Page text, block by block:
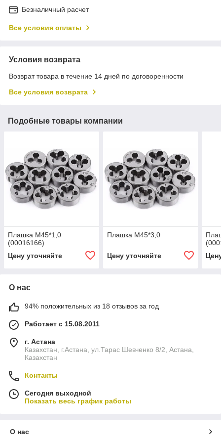
Безналичный расчет
Все условия оплаты
Условия возврата
Возврат товара в течение 14 дней по договоренности
Все условия возврата
Подобные товары компании
Плашка М45*1,0
(00016166)
Цену уточняйте
Плашка М45*3,0
Цену уточняйте
О нас
94% положительных из 18 отзывов за год
Работает с 15.08.2011
г. Астана
Казахстан, г.Астана, ул.Тарас Шевченко 8/2, Астана,
Казахстан
Контакты
Сегодня выходной
Показать весь график работы
О нас